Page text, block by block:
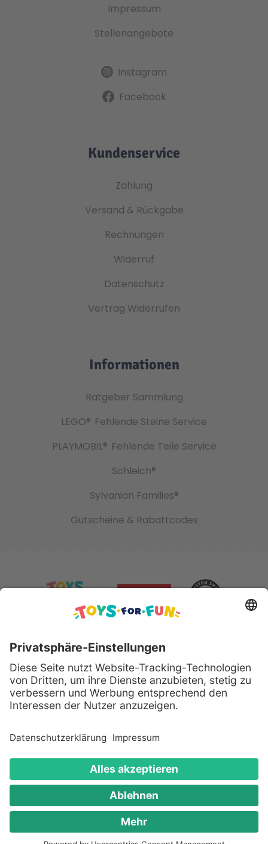
Impressum
Stellenangebote
Instagram
Facebook
Kundenservice
Zahlung
Versand & Rückgabe
Rechnungen
Widerruf
Datenschutz
Vertrag Widerrufen
Informationen
Ratgeber Sammlung
LEGO® Fehlende Steine Service
PLAYMOBIL® Fehlende Teile Service
Schleich®
Sylvanian Families®
Gutscheine & Rabattcodes
Sicher bezahlen mit:
Alle genannten Produkte und Logos sind eingetragene
Warenzeichen der jeweiligen Hersteller.
Copyright © 2008 - 2026 Toys for Fun GmbH - Alle
Rechte vorbehalten